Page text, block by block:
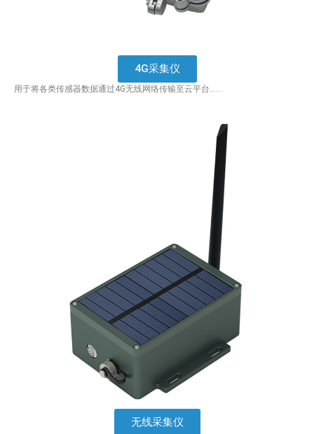
4G采集仪
用于将各类传感器数据通过4G无线网络传输至云平台……
无线采集仪